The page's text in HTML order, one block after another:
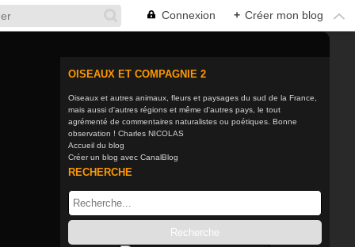
Connexion + Créer mon blog
OISEAUX ET COMPAGNIE 2
Oiseaux et autres animaux, fleurs et paysages du sud de la France,
mais aussi d'autres régions et même d'autres pays, le tout
agrémenté de commentaires naturalistes ou poétiques. Bonne
observation ! Charles NICOLAS
Accueil du blog
Créer un blog avec CanalBlog
RECHERCHE